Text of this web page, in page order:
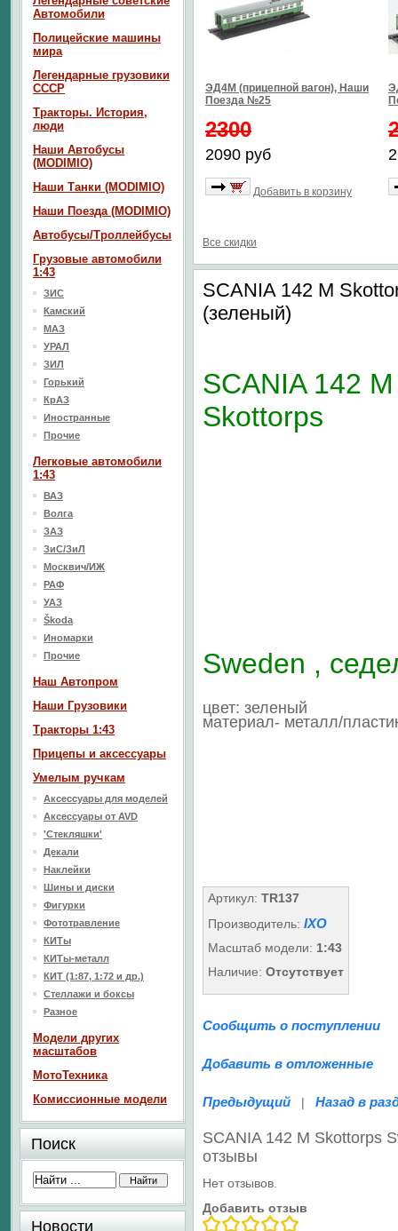
ЭД4М (прицепной вагон), Наши
Поезда №25
2300
2090 руб
Добавить в корзину
Все скидки
SCANIA 142 M
(зеленый)
SCANIA 142 M
Skottorps
Sweden ,
цвет: зеленый
материал- металл/
Артикул: TR137
Производитель: IXO
Масштаб модели: 1:43
Наличие: Отсутствует
Сообщить о поступлении
Добавить в отложенные
Предыдущий | Назад в
SCANIA 142 M Skottorps
отзывы
Нет отзывов.
Добавить отзыв
Автомобили
Полицейские машины
мира
Легендарные грузовики
СССР
Тракторы. История,
люди
Наши Автобусы
(MODIMIO)
Наши Танки (MODIMIO)
Наши Поезда (MODIMIO)
Автобусы/Троллейбусы
Грузовые автомобили
1:43
ЗИС
Камский
МАЗ
УРАЛ
ЗИЛ
Горький
КрАЗ
Иностранные
Прочие
Легковые автомобили
1:43
ВАЗ
Волга
ЗАЗ
ЗиС/ЗиЛ
Москвич/ИЖ
РАФ
УАЗ
Škoda
Иномарки
Прочие
Наш Aвтопром
Наши Грузовики
Тракторы 1:43
Прицепы и аксессуары
Умелым ручкам
Аксессуары для моделей
Аксессуары от AVD
'Стекляшки'
Декали
Наклейки
Шины и диски
Фигурки
Фототравление
КИТы
КИТы-металл
КИТ (1:87, 1:72 и др.)
Стеллажи и боксы
Разное
Модели других
масштабов
МотоТехника
Комиссионные модели
Поиск
Новости